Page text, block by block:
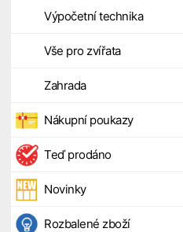
Výpočetní technika
Vše pro zvířata
Zahrada
Nákupní poukazy
Teď prodáno
Novinky
Rozbalené zboží